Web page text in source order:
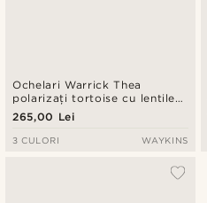
Ochelari Warrick Thea
polarizați tortoise cu lentile
pentru blocarea luminii
albastre
265,00 Lei
3 CULORI WAYKINS